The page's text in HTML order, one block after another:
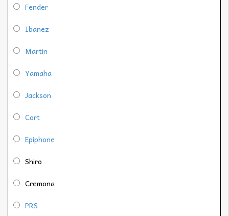
Fender
Ibanez
Martin
Yamaha
Jackson
Cort
Epiphone
Shiro
Cremona
PRS